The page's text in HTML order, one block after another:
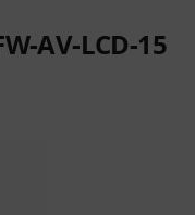
AV-LCD-15
Kundenbewertungen